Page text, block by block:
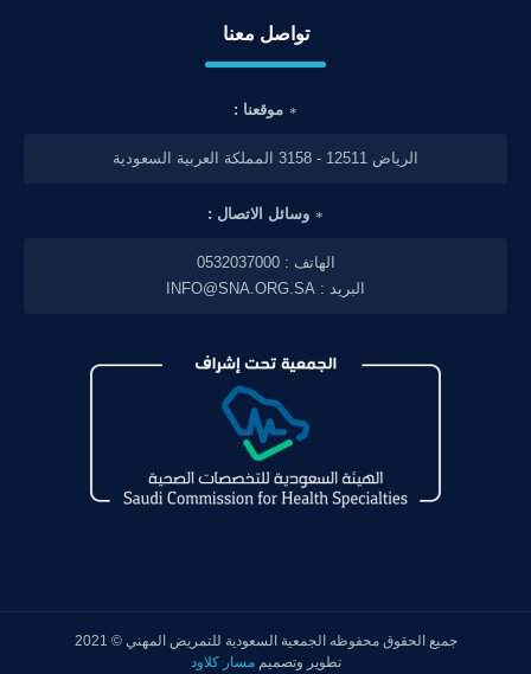
تواصل معنا
موقعنا :
الرياض 12511 - 3158 المملكة العربية السعودية
وسائل الاتصال :
الهاتف : 0532037000
البريد : INFO@SNA.ORG.SA
جميع الحقوق محفوظهالجمعية السعودية للتمريض المهني© 2021
تطوير وتصميممسار كلاود